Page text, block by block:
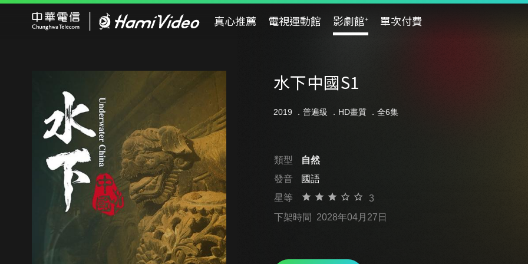
真心推薦 電視運動館 影劇館⁺ 單次付費
水下中國S1
2019 ． 普遍級 ．HD畫質 ．全6集
類型
自然
發音
國語
星等
3
下架時間 2028年04月27日